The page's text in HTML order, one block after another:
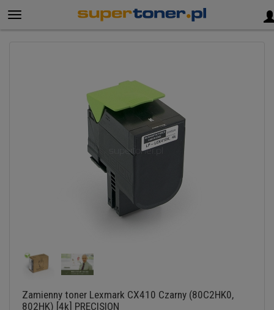
Zamienny toner Lexmark CX410 Czarny (80C2HK0,
802HK) [4k] PRECISION